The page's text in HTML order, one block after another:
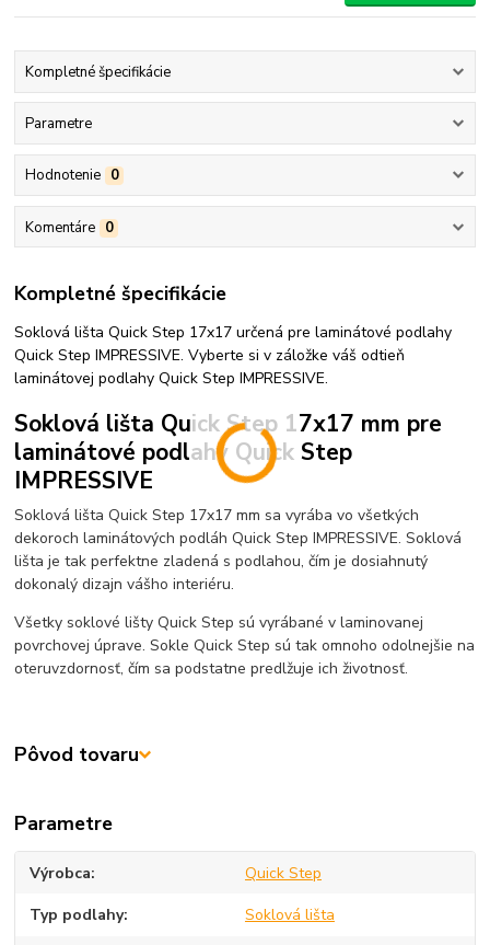
Kompletné špecifikácie
Parametre
Hodnotenie 0
Komentáre 0
Kompletné špecifikácie
Soklová lišta Quick Step 17x17 určená pre laminátové podlahy
Quick Step IMPRESSIVE. Vyberte si v záložke váš odtieň
laminátovej podlahy Quick Step IMPRESSIVE.
Soklová lišta Quick Step 17x17 mm pre
laminátové podlahy Quick Step
IMPRESSIVE
Soklová lišta Quick Step 17x17 mm sa vyrába vo všetkých
dekoroch laminátových podláh Quick Step IMPRESSIVE. Soklová
lišta je tak perfektne zladená s podlahou, čím je dosiahnutý
dokonalý dizajn vášho interiéru.
Všetky soklové lišty Quick Step sú vyrábané v laminovanej
povrchovej úprave. Sokle Quick Step sú tak omnoho odolnejšie na
oteruvzdornosť, čím sa podstatne predlžuje ich životnosť.
Pôvod tovaru
Parametre
Výrobca Quick Step
Typ podlahy Soklová lišta